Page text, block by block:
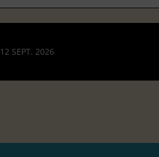
12 SEPT. 2026